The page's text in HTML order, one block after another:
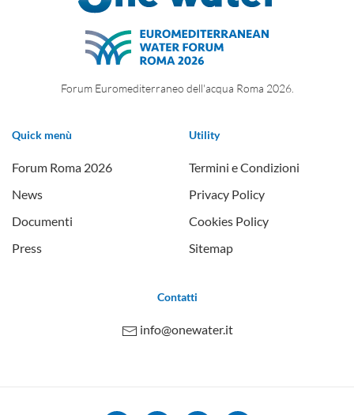
Forum Euromediterraneo dell'acqua Roma 2026.
Quick menù
Forum Roma 2026
News
Documenti
Press
Utility
Termini e Condizioni
Privacy Policy
Cookies Policy
Sitemap
Contatti
info@onewater.it